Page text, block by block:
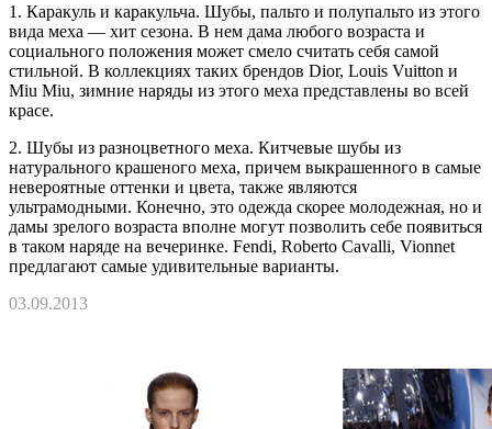
1. Каракуль и каракульча. Шубы, пальто и полупальто из этого
вида меха — хит сезона. В нем дама любого возраста и
социального положения может смело считать себя самой
стильной. В коллекциях таких брендов Dior, Louis Vuitton и
Miu Miu, зимние наряды из этого меха представлены во всей
красе.
2. Шубы из разноцветного меха. Китчевые шубы из
натурального крашеного меха, причем выкрашенного в самые
невероятные оттенки и цвета, также являются
ультрамодными. Конечно, это одежда скорее молодежная, но и
дамы зрелого возраста вполне могут позволить себе появиться
в таком наряде на вечеринке. Fendi, Roberto Cavalli, Vionnet
предлагают самые удивительные варианты.
03.09.2013